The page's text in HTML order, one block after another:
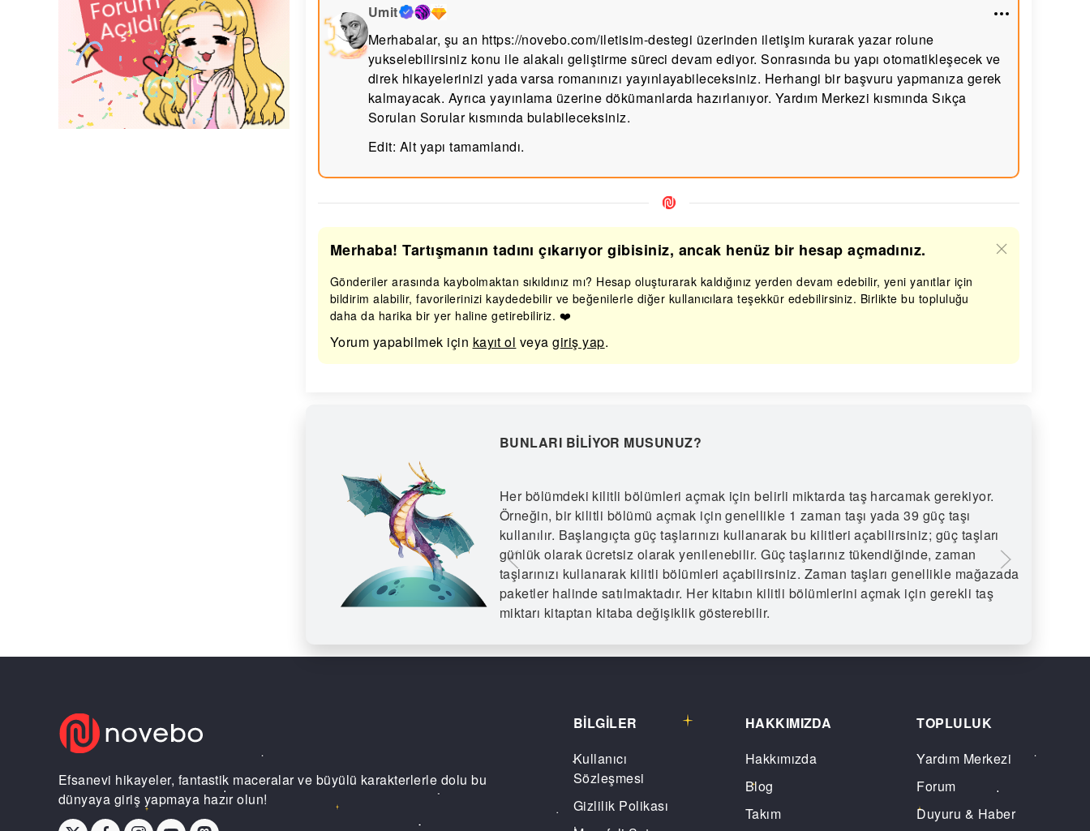
Umit
Merhabalar, şu an https://novebo.com/iletisim-destegi üzerinden iletişim kurarak yazar rolune
yukselebilirsiniz konu ile alakalı geliştirme süreci devam ediyor. Sonrasında bu yapı otomatikleşecek ve
direk hikayelerinizi yada varsa romanınızı yayınlayabileceksiniz. Herhangi bir başvuru yapmanıza gerek
kalmayacak. Ayrıca yayınlama üzerine dökümanlarda hazırlanıyor. Yardım Merkezi kısmında Sıkça
Sorulan Sorular kısmında bulabileceksiniz.
Edit: Alt yapı tamamlandı.
Merhaba! Tartışmanın tadını çıkarıyor gibisiniz, ancak henüz bir hesap açmadınız.
Gönderiler arasında kaybolmaktan sıkıldınız mı? Hesap oluşturarak kaldığınız yerden devam edebilir, yeni yanıtlar için
bildirim alabilir, favorilerinizi kaydedebilir ve beğenilerle diğer kullanıcılara teşekkür edebilirsiniz. Birlikte bu topluluğu
daha da harika bir yer haline getirebiliriz. ❤️
Yorum yapabilmek için kayıt ol veyagiriş yap.
BUNLARI BILIYOR MUSUNUZ?
Her bölümdeki kilitli bölümleri açmak için belirli miktarda taş harcamak gerekiyor.
Örneğin, bir kilitli bölümü açmak için genellikle 1 zaman taşı yada 39 güç taşı
kullanılır. Başlangıçta güç taşlarınızı kullanarak bu kilitleri açabilirsiniz; güç taşları
günlük olarak ücretsiz olarak yenilenebilir. Güç taşlarınız tükendiğinde, zaman
taşlarınızı kullanarak kilitli bölümleri açabilirsiniz. Zaman taşları genellikle mağazada
paketler halinde satılmaktadır. Her kitabın kilitli bölümlerini açmak için gerekli taş
miktarı kitaptan kitaba değişiklik gösterebilir.
Efsanevi hikayeler, fantastik maceralar ve büyülü karakterlerle dolu bu
dünyaya giriş yapmaya hazır olun!
BİLGİLER
Kullanıcı
Sözleşmesi
Gizlilik Polikası
HAKKIMIZDA
Hakkımızda
Blog
Takım
TOPLULUK
Yardım Merkezi
Forum
Duyuru & Haber